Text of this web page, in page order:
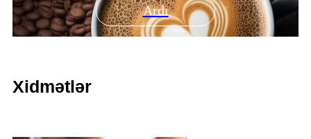
Ardı
Xidmətlər